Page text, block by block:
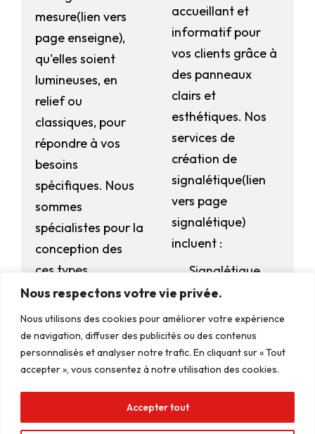
Manage Consent
To provide the best experiences, we use technologies like cookies to
store and/or access device information. Consenting to these
technologies will allow us to process data such as browsing behavior or
unique IDs on this site. Not consenting or withdrawing consent, may
adversely affect certain features and functions.
Accept
Nous respectons votre vie privée.
Nous utilisons des cookies pour améliorer votre expérience
de navigation, diffuser des publicités ou des contenus
personnalisés et analyser notre trafic. En cliquant sur « Tout
accepter », vous consentez à notre utilisation des cookies.
Accepter tout
mesure(lien vers
page enseigne),
qu'elles soient
lumineuses, en
relief ou
classiques, pour
répondre à vos
besoins
spécifiques. Nous
sommes
spécialistes pour la
conception des
ces types
d’enseignes :
Enseigne
caisson
Lettre boîtier
Enseigne
accueillant et
informatif pour
vos clients grâce à
des panneaux
clairs et
esthétiques. Nos
services de
création de
signalétique(lien
vers page
signalétique)
incluent :
Signalétique
intérieure
Signalétique
extérieure
Signalétique
directionnelle